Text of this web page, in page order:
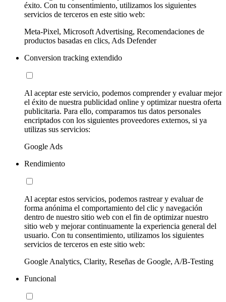
éxito. Con tu consentimiento, utilizamos los siguientes
servicios de terceros en este sitio web:
Meta-Pixel, Microsoft Advertising, Recomendaciones de
productos basadas en clics, Ads Defender
Conversion tracking extendido
Al aceptar este servicio, podemos comprender y evaluar mejor
el éxito de nuestra publicidad online y optimizar nuestra oferta
publicitaria. Para ello, comparamos tus datos personales
encriptados con los siguientes proveedores externos, si ya
utilizas sus servicios:
Google Ads
Rendimiento
Al aceptar estos servicios, podemos rastrear y evaluar de
forma anónima el comportamiento del clic y navegación
dentro de nuestro sitio web con el fin de optimizar nuestro
sitio web y mejorar continuamente la experiencia general del
usuario. Con tu consentimiento, utilizamos los siguientes
servicios de terceros en este sitio web:
Google Analytics, Clarity, Reseñas de Google, A/B-Testing
Funcional